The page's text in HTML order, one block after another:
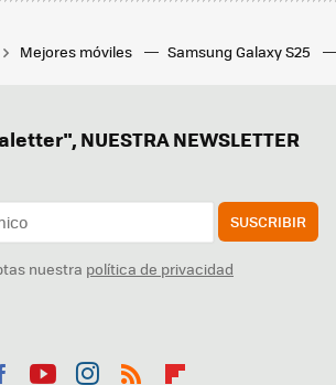
Mejores móviles Samsung Galaxy S25
NUESTRA NEWSLETTER
SUSCRIBIR
nuestra política de privacidad